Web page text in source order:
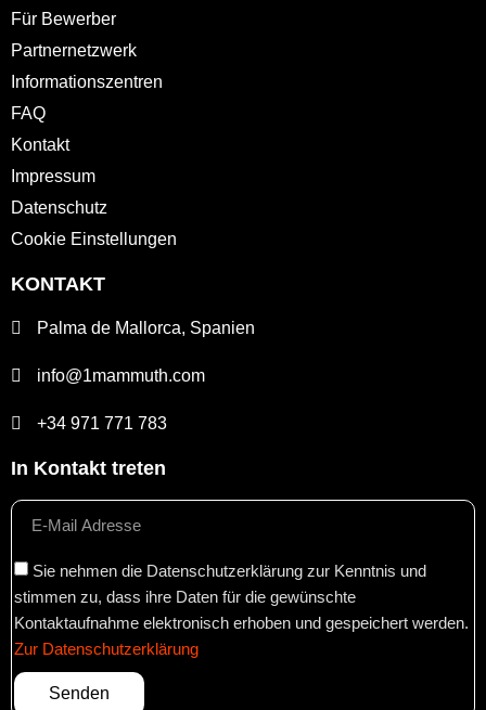
Für Bewerber
Partnernetzwerk
Informationszentren
FAQ
Kontakt
Impressum
Datenschutz
Cookie Einstellungen
KONTAKT
Palma de Mallorca, Spanien
info@1mammuth.com
+34 971 771 783
In Kontakt treten
Sie nehmen die Datenschutzerklärung zur Kenntnis und
stimmen zu, dass ihre Daten für die gewünschte
Kontaktaufnahme elektronisch erhoben und gespeichert werden.
Zur Datenschutzerklärung
Senden